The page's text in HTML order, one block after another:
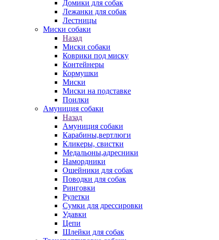
Домики для собак
Лежанки для собак
Лестницы
Миски собаки
Назад
Миски собаки
Коврики под миску
Контейнеры
Кормушки
Миски
Миски на подставке
Поилки
Амуниция собаки
Назад
Амуниция собаки
Карабины,вертлюги
Кликеры, свистки
Медальоны,адресники
Намордники
Ошейники для собак
Поводки для собак
Ринговки
Рулетки
Сумки для дрессировки
Удавки
Цепи
Шлейки для собак